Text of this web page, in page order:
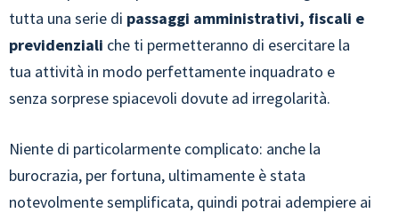
tutta una serie di passaggi amministrativi, fiscali e
previdenziali che ti permetteranno di esercitare la
tua attività in modo perfettamente inquadrato e
senza sorprese spiacevoli dovute ad irregolarità.
Niente di particolarmente complicato: anche la
burocrazia, per fortuna, ultimamente è stata
notevolmente semplificata, quindi potrai adempiere ai